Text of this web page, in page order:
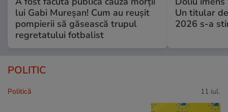
lui Gabi Mureșan! Cum au reușit
pompierii să găsească trupul
regretatului fotbalist
Un titular
2026 s-a
POLITIC
Politică 11 iul.